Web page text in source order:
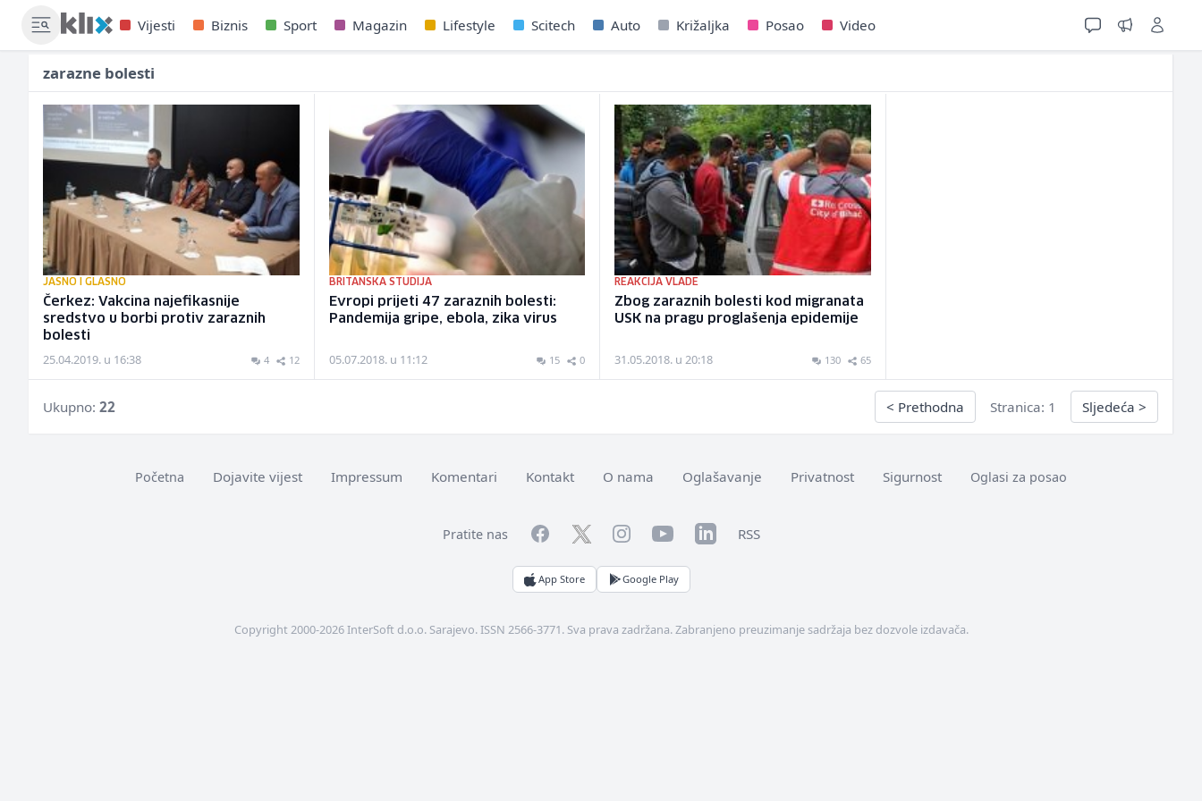
Vijesti Biznis Sport Magazin Lifestyle Scitech Auto Križaljka Posao Video
zarazne bolesti
JASNO I GLASNO
Čerkez: Vakcina najefikasnije
sredstvo u borbi protiv zaraznih
bolesti
25.04.2019. u 16:38 4 12
BRITANSKA STUDIJA
Evropi prijeti 47 zaraznih bolesti:
Pandemija gripe, ebola, zika virus
05.07.2018. u 11:12 15 0
REAKCIJA VLADE
Zbog zaraznih bolesti kod migranata
USK na pragu proglašenja epidemije
31.05.2018. u 20:18 130 65
Ukupno: 22 < Prethodna Stranica: 1 Sljedeća >
Početna Dojavite vijest Impressum Komentari Kontakt O nama Oglašavanje Privatnost Sigurnost Oglasi za posao
Pratite nas FacebookTwitterInstagramYouTubeLinkedInRSS
App Store Google Play
Copyright 2000-2026 InterSoft d.o.o. Sarajevo. ISSN 2566-3771. Sva prava zadržana. Zabranjeno preuzimanje sadržaja bez dozvole izdavača.